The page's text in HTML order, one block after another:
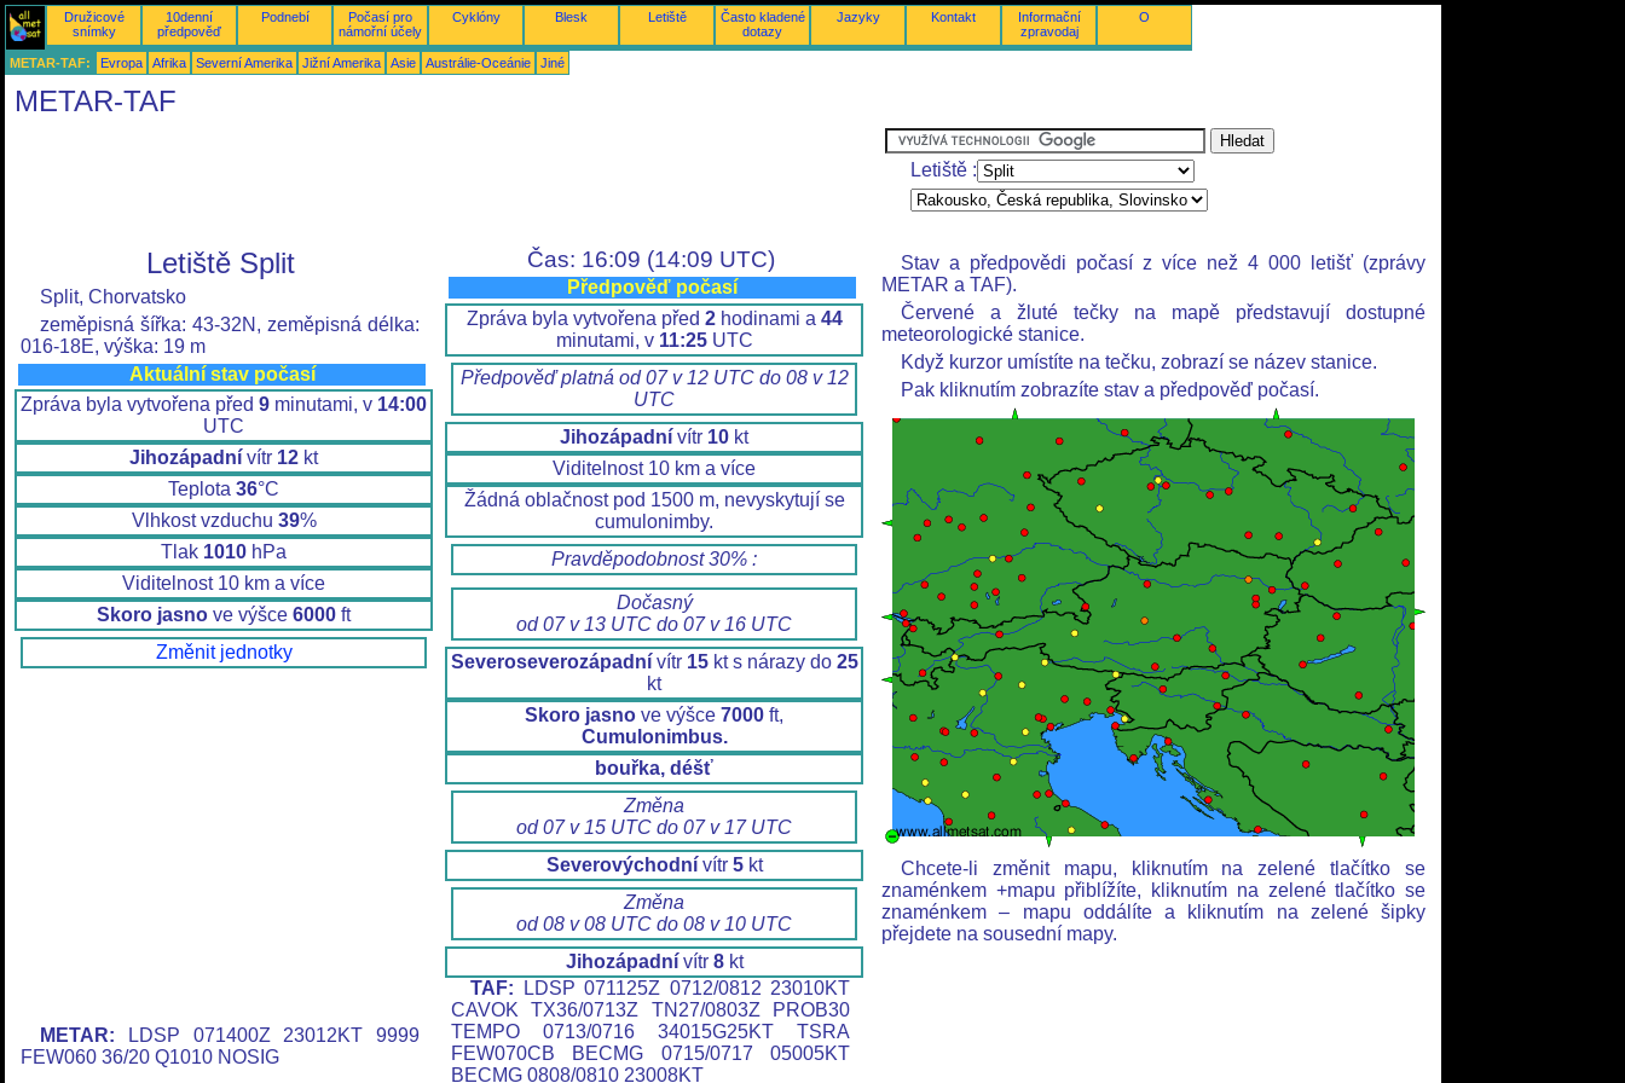
Družicové
snímky
10denní
předpověď
Podnebí
Počasí pro
námořní účely
Cyklóny Blesk Letiště
Často kladené
dotazy
Jazyky Kontakt
Informační
zpravodaj
O
METAR-TAF: Evropa Afrika Severní Amerika Jižní Amerika Asie Austrálie-Oceánie Jiné
METAR-TAF
Letiště :
Letiště Split
Split, Chorvatsko
zeměpisná šířka: 43-32N, zeměpisná délka:
016-18E, výška: 19 m
Aktuální stav počasí
Zpráva byla vytvořena před 9 minutami, v 14:00
UTC
Jihozápadní vítr 12 kt
Teplota 36°C
Vlhkost vzduchu 39%
Tlak 1010 hPa
Viditelnost 10 km a více
Skoro jasno ve výšce 6000 ft
Změnit jednotky
METAR: LDSP 071400Z 23012KT 9999
FEW060 36/20 Q1010 NOSIG
Čas: 16:09 (14:09 UTC)
Předpověď počasí
Zpráva byla vytvořena před 2hodinami a 44
minutami, v 11:25UTC
Předpověď platná od 07 v 12 UTC do 08 v 12
UTC
Jihozápadní vítr 10 kt
Viditelnost 10 km a více
Žádná oblačnost pod 1500 m, nevyskytují se
cumulonimby.
Pravděpodobnost 30% :
Dočasný
od 07 v 13 UTC do 07 v 16 UTC
Severoseverozápadnívítr 15kt s nárazy do 25
kt
Skoro jasno ve výšce 7000 ft,
Cumulonimbus.
bouřka, déšť
Změna
od 07 v 15 UTC do 07 v 17 UTC
Severovýchodnívítr 5kt
Změna
od 08 v 08 UTC do 08 v 10 UTC
Jihozápadnívítr 8kt
TAF: LDSP 071125Z 0712/0812 23010KT
CAVOK TX36/0713Z TN27/0803Z PROB30
TEMPO 0713/0716 34015G25KT TSRA
FEW070CB BECMG 0715/0717 05005KT
BECMG 0808/0810 23008KT
Stav a předpovědi počasí z více než 4 000 letišť (zprávy
METAR a TAF).
Červené a žluté tečky na mapě představují dostupné
meteorologické stanice.
Když kurzor umístíte na tečku, zobrazí se název stanice.
Pak kliknutím zobrazíte stav a předpověď počasí.
Chcete-li změnit mapu, kliknutím na zelené tlačítko se
znaménkem +mapu přiblížíte, kliknutím na zelené tlačítko se
znaménkem – mapu oddálíte a kliknutím na zelené šipky
přejdete na sousední mapy.